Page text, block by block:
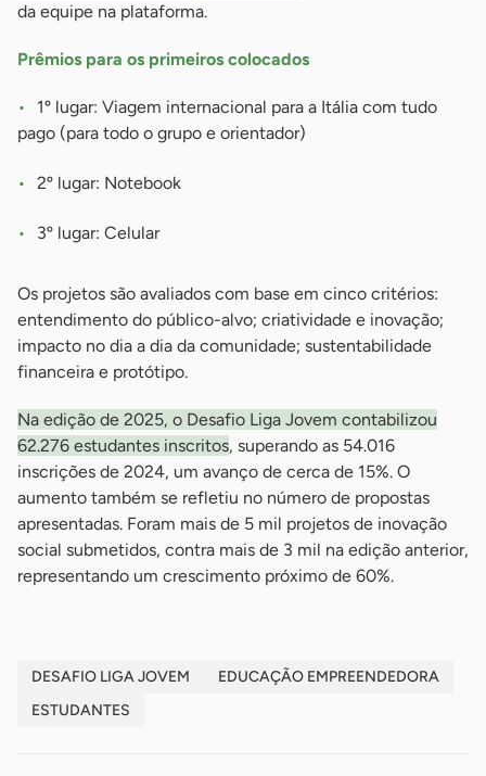
da equipe na plataforma.
Prêmios para os primeiros colocados
1º lugar: Viagem internacional para a Itália com tudo
pago (para todo o grupo e orientador)
2º lugar: Notebook
3º lugar: Celular
Os projetos são avaliados com base em cinco critérios:
entendimento do público-alvo; criatividade e inovação;
impacto no dia a dia da comunidade; sustentabilidade
financeira e protótipo.
Na edição de 2025, o Desafio Liga Jovem contabilizou
62.276 estudantes inscritos, superando as 54.016
inscrições de 2024, um avanço de cerca de 15%. O
aumento também se refletiu no número de propostas
apresentadas. Foram mais de 5 mil projetos de inovação
social submetidos, contra mais de 3 mil na edição anterior,
representando um crescimento próximo de 60%.
DESAFIO LIGA JOVEM
EDUCAÇÃO EMPREENDEDORA
ESTUDANTES